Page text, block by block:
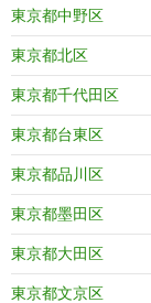
東京都中野区
東京都北区
東京都千代田区
東京都台東区
東京都品川区
東京都墨田区
東京都大田区
東京都文京区